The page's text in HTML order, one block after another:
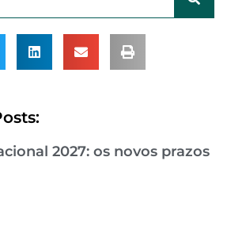
2027: os novos prazos